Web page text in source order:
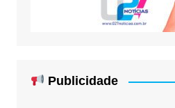
Publicidade